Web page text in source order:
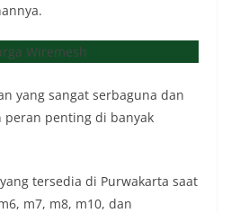
yang sangat serbaguna dan
peran penting di banyak
tersedia di Purwakarta saat
m7, m8, m10, dan